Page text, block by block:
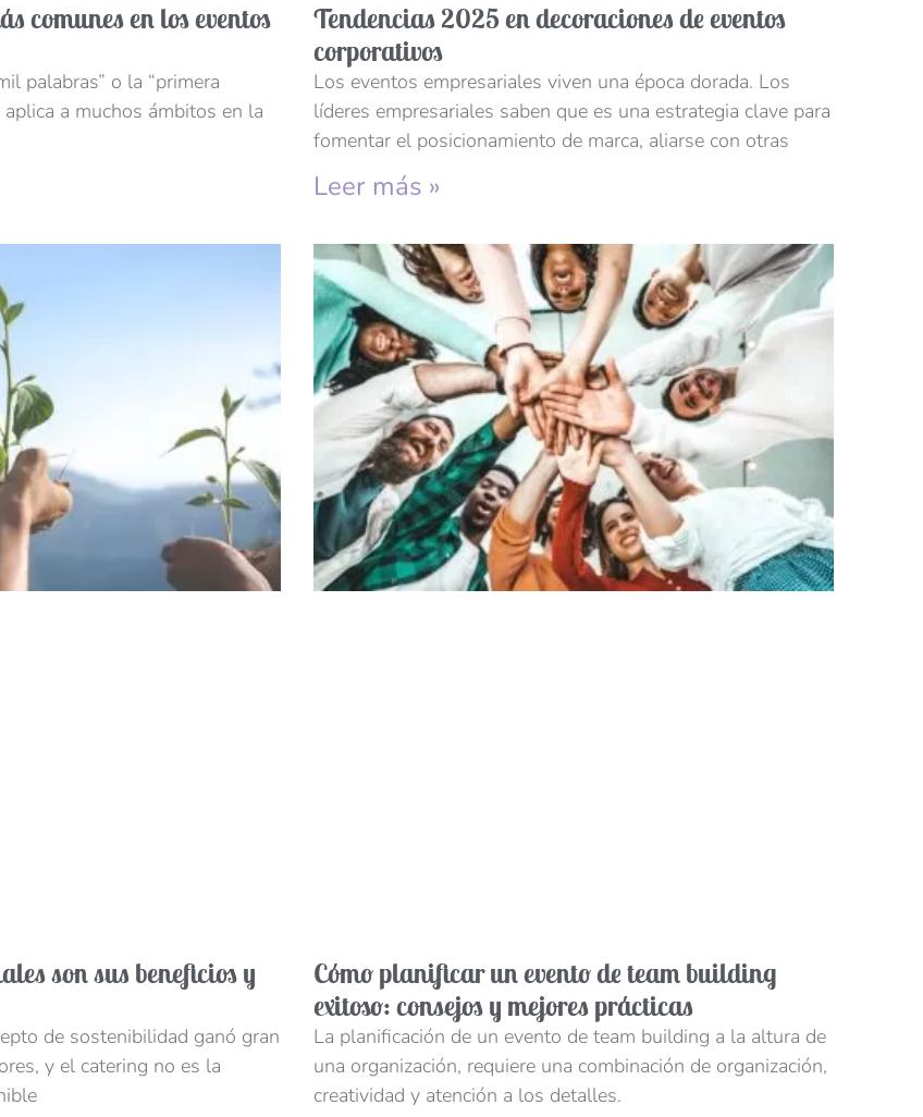
comunes en los eventos
palabras” o la “primera
a muchos ámbitos en la
Tendencias 2025 en decoraciones de eventos
corporativos
Los eventos empresariales viven una época dorada. Los
líderes empresariales saben que es una estrategia clave para
fomentar el posicionamiento de marca, aliarse con otras
Leer más »
son sus beneficios y
de sostenibilidad ganó gran
y el catering no es la
Cómo planificar un evento de team building
exitoso: consejos y mejores prácticas
La planificación de un evento de team building a la altura de
una organización, requiere una combinación de organización,
creatividad y atención a los detalles.